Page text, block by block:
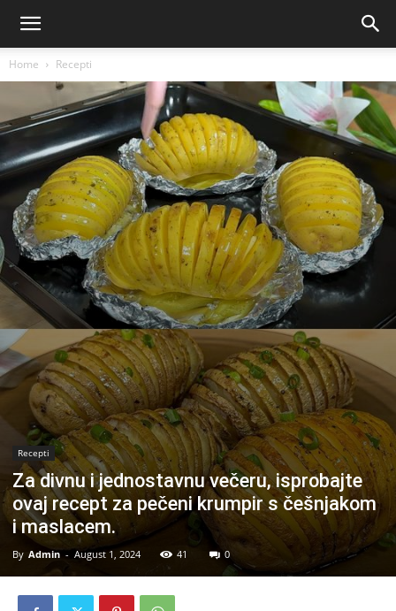
Home Recepti
Recepti
Za divnu i jednostavnu večeru, isprobajte
ovaj recept za pečeni krumpir s češnjakom
i maslacem.
By Admin - August 1, 2024 41 0